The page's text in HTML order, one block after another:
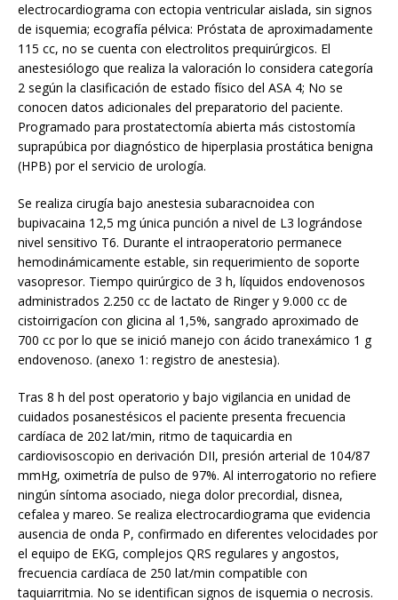
electrocardiograma con ectopia ventricular aislada, sin signos
de isquemia; ecografía pélvica: Próstata de aproximadamente
115 cc, no se cuenta con electrolitos prequirúrgicos. El
anestesiólogo que realiza la valoración lo considera categoría
2 según la clasificación de estado físico del ASA 4; No se
conocen datos adicionales del preparatorio del paciente.
Programado para prostatectomía abierta más cistostomía
suprapúbica por diagnóstico de hiperplasia prostática benigna
(HPB) por el servicio de urología.
Se realiza cirugía bajo anestesia subaracnoidea con
bupivacaina 12,5 mg única punción a nivel de L3 lográndose
nivel sensitivo T6. Durante el intraoperatorio permanece
hemodinámicamente estable, sin requerimiento de soporte
vasopresor. Tiempo quirúrgico de 3 h, líquidos endovenosos
administrados 2.250 cc de lactato de Ringer y 9.000 cc de
cistoirrigacíon con glicina al 1,5%, sangrado aproximado de
700 cc por lo que se inició manejo con ácido tranexámico 1 g
endovenoso. (anexo 1: registro de anestesia).
Tras 8 h del post operatorio y bajo vigilancia en unidad de
cuidados posanestésicos el paciente presenta frecuencia
cardíaca de 202 lat/min, ritmo de taquicardia en
cardiovisoscopio en derivación DII, presión arterial de 104/87
mmHg, oximetría de pulso de 97%. Al interrogatorio no refiere
ningún síntoma asociado, niega dolor precordial, disnea,
cefalea y mareo. Se realiza electrocardiograma que evidencia
ausencia de onda P, confirmado en diferentes velocidades por
el equipo de EKG, complejos QRS regulares y angostos,
frecuencia cardíaca de 250 lat/min compatible con
taquiarritmia. No se identifican signos de isquemia o necrosis.